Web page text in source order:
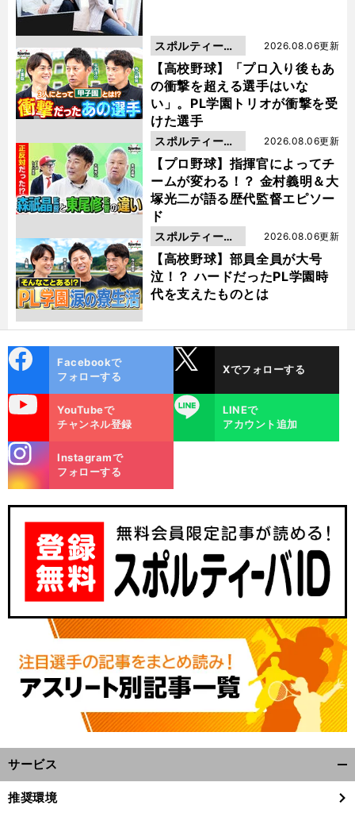
【高校野球】「プロ入り後もあ
の衝撃を超える選手はいな
い」。PL学園トリオが衝撃を受
けた選手
2026.08.06更新
スポルティーバ
動画
【プロ野球】指揮官によってチ
ームが変わる！？ 金村義明＆大
塚光二が語る歴代監督エピソー
ド
2026.08.06更新
スポルティーバ
動画
【高校野球】部員全員が大号
泣！？ ハードだったPL学園時
代を支えたものとは
2026.08.06更新
スポルティーバ
動画
ok
Facebookで
フォローする
Xでフォローする
YouTubeで
チャンネル登録
LINE
LINEで
アカウント追加
m
Instagramで
フォローする
サービス
閉
推奨環境